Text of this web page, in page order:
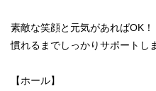
素敵な笑顔と元気があればOK！
慣れるまでしっかりサポートし
【ホール】